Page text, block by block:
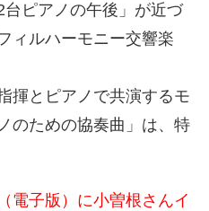
ピアノの午後」が近づ
ィルハーモニー交響楽
揮とピアノで共演するモ
のための協奏曲」は、特
電子版）に小曽根さんイ